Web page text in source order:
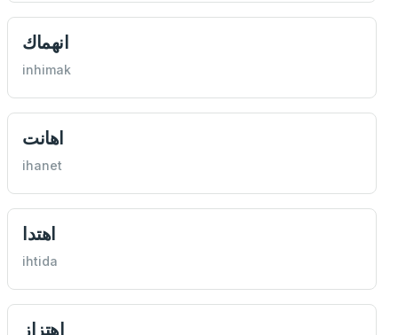
انهماك
inhimak
اهانت
ihanet
اهتدا
ihtida
اهتزاز